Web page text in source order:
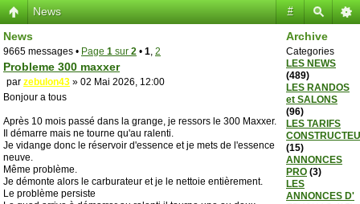
#
News
Archive
Categories
LES NEWS
(489)
LES RANDOS
et SALONS
(96)
LES TARIFS
(15)
ANNONCES
PRO (3)
LES
ANNONCES D'
News
9665 messages • Page 1 sur 2 • 1, 2
Probleme 300 maxxer
par zebulon43 » 02 Mai 2026, 12:00
Bonjour a tous
Après 10 mois passé dans la grange, je ressors le 300 Maxxer.
Il démarre mais ne tourne qu'au ralenti.
Je vidange donc le réservoir d'essence et je mets de l'essence
neuve.
Même problème.
Je démonte alors le carburateur et je le nettoie entièrement.
Le problème persiste